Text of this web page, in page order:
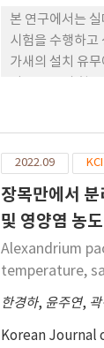
본 연구에서는
시험을 수행하고
가새의 설치 유
증 가시켰다. 현
로 판단된다.
2022.09
장목만에서
및 영양염 농
Alexandrium
temperature,
한경하, 윤주연,
Korean Journal